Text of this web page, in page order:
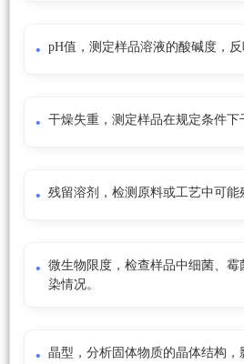
pH值，测定样品溶液的酸碱度，反
干燥失重，测定样品在规定条件下
残留溶剂，检测原料或工艺中可能
微生物限度，检查样品中细菌、
染情况。
晶型，分析固体物质的晶体结构，